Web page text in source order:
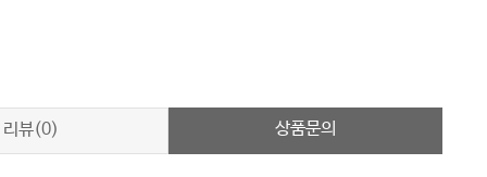
리뷰(0) 상품문의